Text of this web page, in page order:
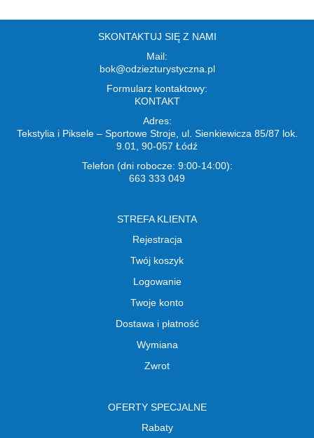
SKONTAKTUJ SIĘ Z NAMI
Mail:
bok@odziezturystyczna.pl
Formularz kontaktowy:
KONTAKT
Adres:
Tekstylia i Piksele – Sportowe Stroje, ul. Sienkiewicza 85/87 lok.
9.01, 90-057 Łódź
Telefon (dni robocze: 9:00-14:00):
663 333 049
STREFA KLIENTA
Rejestracja
Twój koszyk
Logowanie
Twoje konto
Dostawa i płatność
Wymiana
Zwrot
OFERTY SPECJALNE
Rabaty